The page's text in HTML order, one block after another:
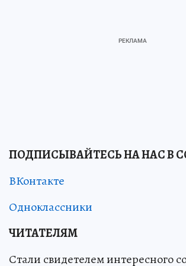
ПОДПИСЫВАЙТЕСЬ НА НАС В
ВКонтакте
Одноклассники
ЧИТАТЕЛЯМ
Стали свидетелем интересного